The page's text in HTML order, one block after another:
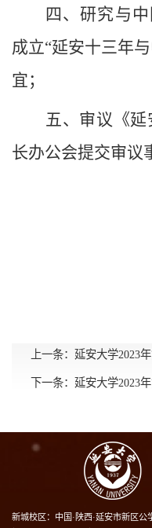
四、研究与
成立“延安十三年
宜；
五、审议《延
长办公会提交审议
上一条： 延安大学2023
下一条： 延安大学2023
新城校区：中国·陕西·延安市新区公